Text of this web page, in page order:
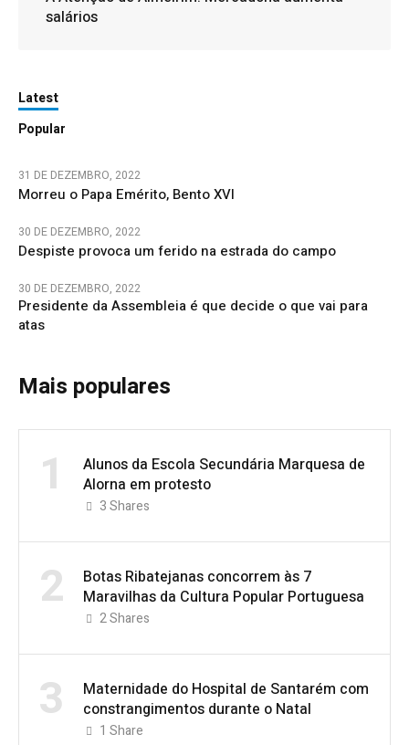
salários
Latest
Popular
31 DE DEZEMBRO, 2022
Morreu o Papa Emérito, Bento XVI
30 DE DEZEMBRO, 2022
Despiste provoca um ferido na estrada do campo
30 DE DEZEMBRO, 2022
Presidente da Assembleia é que decide o que vai para
atas
Mais populares
1
Alunos da Escola Secundária Marquesa de
Alorna em protesto
3Shares
2
Botas Ribatejanas concorrem às 7
Maravilhas da Cultura Popular Portuguesa
2Shares
3
Maternidade do Hospital de Santarém com
constrangimentos durante o Natal
1 Share